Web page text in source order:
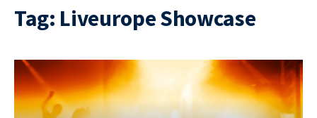
Tag: Liveurope Showcase